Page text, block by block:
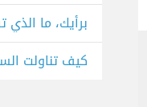
برأيك، ما الذي